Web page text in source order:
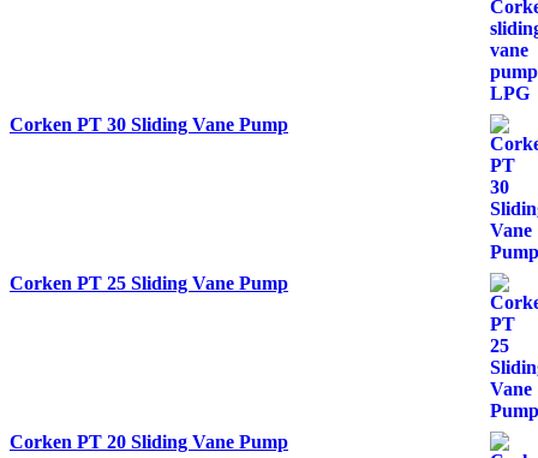
Corken PT 30 Sliding Vane Pump
Corken PT 25 Sliding Vane Pump
Corken PT 20 Sliding Vane Pump